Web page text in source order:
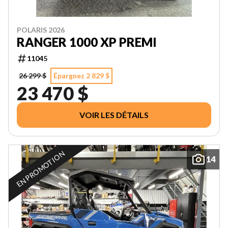
POLARIS 2026
RANGER 1000 XP PREMI
11045
26 299 $
Épargnez 2 829 $
23 470 $
VOIR LES DÉTAILS
14
EN PROMOTION